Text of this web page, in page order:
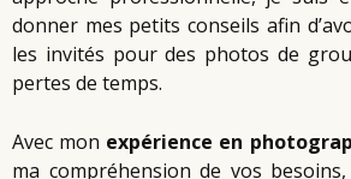
donner mes petits conseils afin
les invités pour des photos de
pertes de temps.
Avec mon expérience en
ma compréhension de vos